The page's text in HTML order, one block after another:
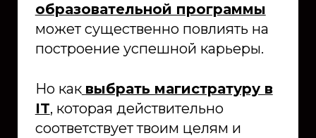
образовательной программы
может существенно повлиять на
построение успешной карьеры.
Но как выбрать магистратуру в
IT, которая действительно
соответствует твоим целям и